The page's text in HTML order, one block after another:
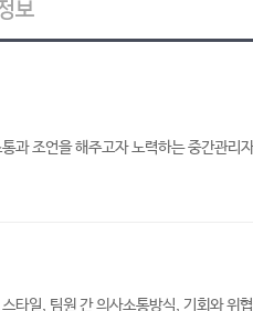
보
과 조언을 해주고자 노력하는 중간관리
타일, 팀원 간 의사소통방식, 기회와 위